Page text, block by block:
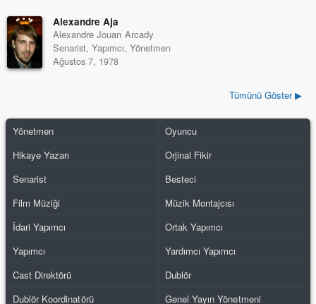
Alexandre Aja
Alexandre Jouan Arcady
Senarist, Yapımcı, Yönetmen
Ağustos 7, 1978
Tümünü Göster ▶
Yönetmen
Oyuncu
Hikaye Yazarı
Orjinal Fikir
Senarist
Besteci
Film Müziği
Müzik Montajcısı
İdari Yapımcı
Ortak Yapımcı
Yapımcı
Yardımcı Yapımcı
Cast Direktörü
Dublör
Dublör Koordinatörü
Genel Yayın Yönetmeni